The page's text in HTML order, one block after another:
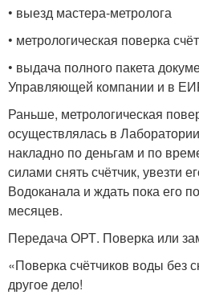
• выезд мастера-метролога
• метрологическая поверка
• выдача полного пакета
Управляющей компании и в
Раньше, метрологическая
осуществлялась в
накладно по деньгам и по
силами снять счётчик, увезти
Водоканала и ждать пока его
месяцев.
Передача ОРТ. Поверка или
«Поверка счётчиков воды без
другое дело!